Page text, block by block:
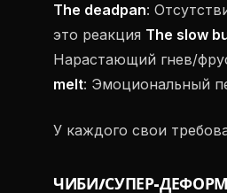
The deadpan:
это реакция The slow
Нарастающий гнев/
melt: Эмоциональный
У каждого свои
ЧИБИ/СУПЕР-